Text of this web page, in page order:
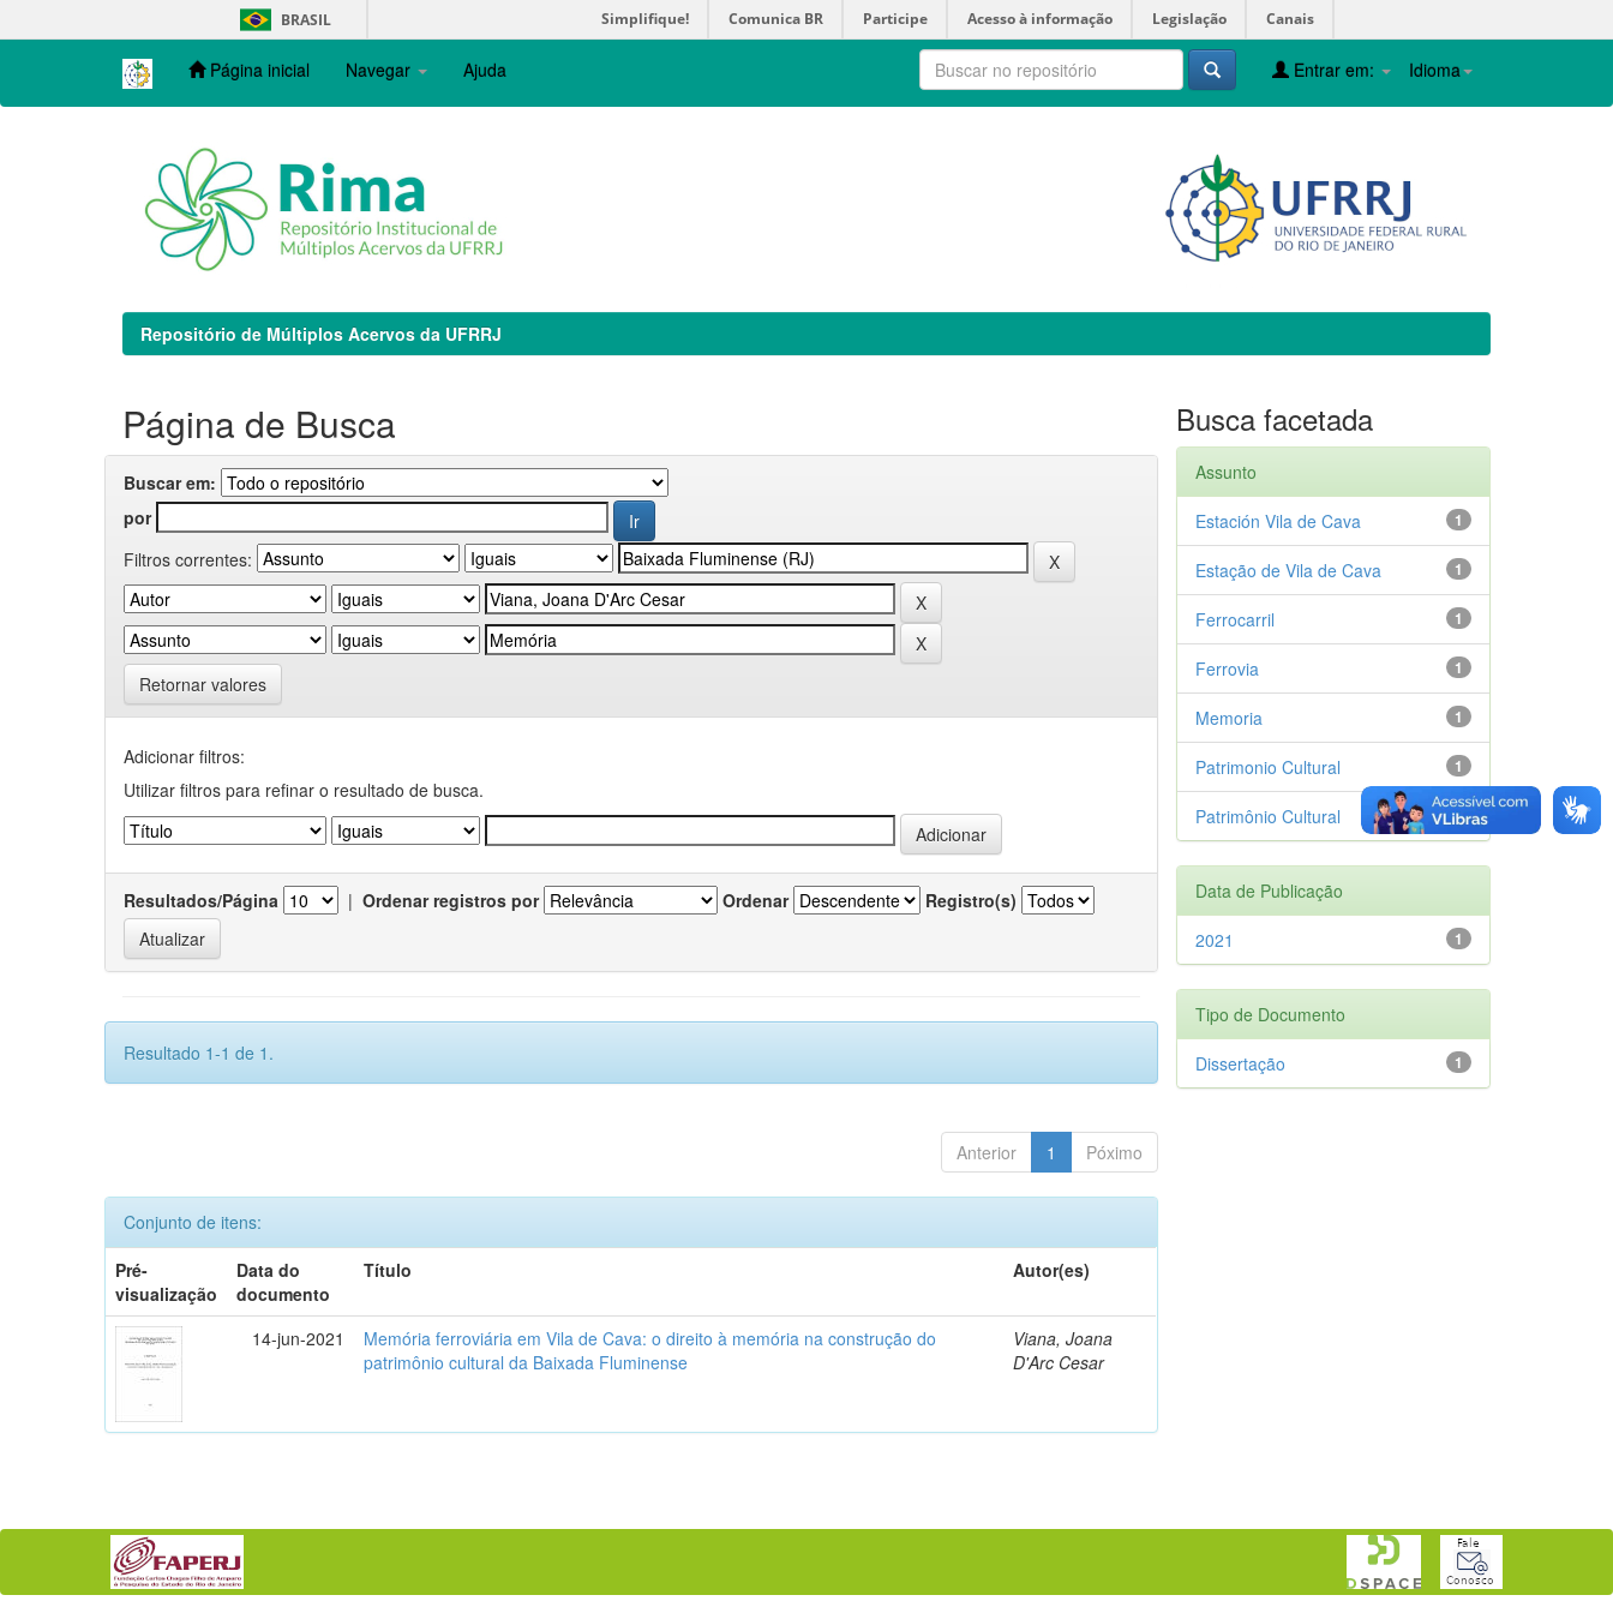
navigation
BRASIL Simplifique! Comunica BR Participe Acesso à informação Legislação Canais
Página inicial Navegar Ajuda Idioma
Entrar em:
Repositório de Múltiplos Acervos da UFRRJ
Página de Busca
Buscar em:
por
Filtros correntes:
Retornar valores
Adicionar filtros:
Utilizar filtros para refinar o resultado de busca.
Resultados/Página | Ordenar registros por Ordenar Registro(s)
Resultado 1-1 de 1.
Anterior 1 Póximo
Conjunto de itens:
Pré-
visualização
Data do
documento
Título Autor(es)
14-jun-2021
Memória ferroviária em Vila de Cava: o direito à memória na construção do
patrimônio cultural da Baixada Fluminense
Viana, Joana
D'Arc Cesar
Busca facetada
Assunto
1
Estación Vila de Cava
1
Estação de Vila de Cava
1
Ferrocarril
1
Ferrovia
1
Memoria
1
Patrimonio Cultural
1
Patrimônio Cultural
Data de Publicação
1
2021
Tipo de Documento
1
Dissertação